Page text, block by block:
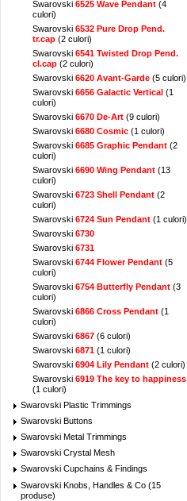
Swarovski 6525 Wave Pendant (4
culori)
Swarovski 6532 Pure Drop Pend.
tr.cap (2 culori)
Swarovski 6541 Twisted Drop Pend.
cl.cap (2 culori)
Swarovski 6620 Avant-Garde (5 culori)
Swarovski 6656 Galactic Vertical (1
culori)
Swarovski 6670 De-Art (9 culori)
Swarovski 6680 Cosmic (1 culori)
Swarovski 6685 Graphic Pendant (2
culori)
Swarovski 6690 Wing Pendant (13
culori)
Swarovski 6723 Shell Pendant (2
culori)
Swarovski 6724 Sun Pendant (1 culori)
Swarovski 6730
Swarovski 6731
Swarovski 6744 Flower Pendant (5
culori)
Swarovski 6754 Butterfly Pendant (3
culori)
Swarovski 6866 Cross Pendant (1
culori)
Swarovski 6867 (6 culori)
Swarovski 6871 (1 culori)
Swarovski 6904 Lily Pendant (2 culori)
Swarovski 6919 The key to happiness
(1 culori)
Swarovski Plastic Trimmings
Swarovski Buttons
Swarovski Metal Trimmings
Swarovski Crystal Mesh
Swarovski Cupchains & Findings
Swarovski Knobs, Handles & Co (15
produse)